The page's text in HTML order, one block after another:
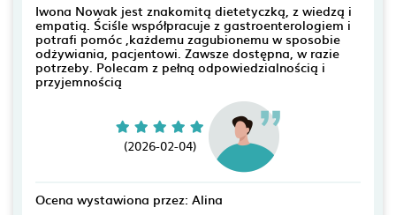
Iwona Nowak jest znakomitą dietetyczką, z wiedzą i
empatią. Ściśle współpracuje z gastroenterologiem i
potrafi pomóc ,każdemu zagubionemu w sposobie
odżywiania, pacjentowi. Zawsze dostępna, w razie
potrzeby. Polecam z pełną odpowiedzialnością i
przyjemnością
(2026-02-04)
Ocena wystawiona przez: Alina